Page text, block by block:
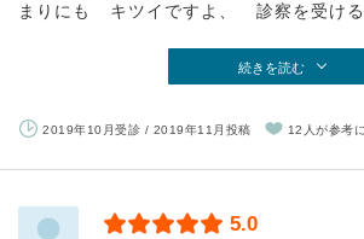
まりにも キツイですよ、 診察を受ける
続きを読む
2019年10月受診 / 2019年11月投稿 12人が参考
5.0